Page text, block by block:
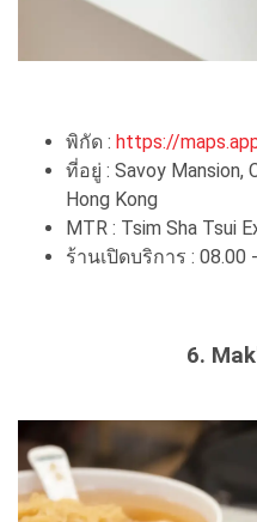
พิกัด : https://
ที่อยู่ : Savoy Mansion,
Hong Kong
MTR : Tsim Sha Tsui
ร้านเปิดบริการ : 08.00
6.